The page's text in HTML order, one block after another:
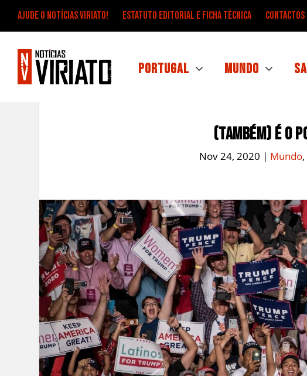
Ajude o Notícias Viriato! Estatuto Editorial e Ficha Técnica Contactos
Portugal Mundo
(Também) é o
Nov 24, 2020 | Mundo,